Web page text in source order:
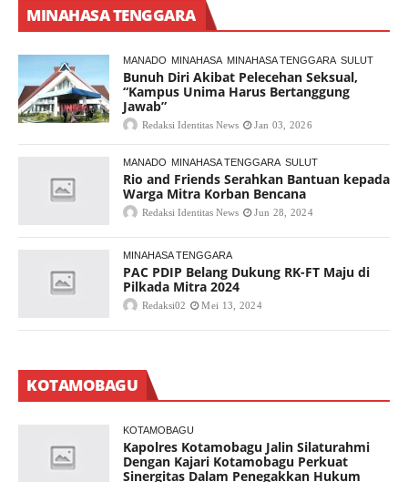
MINAHASA TENGGARA
MANADO MINAHASA MINAHASA TENGGARA SULUT
Bunuh Diri Akibat Pelecehan Seksual,
“Kampus Unima Harus Bertanggung
Jawab”
Redaksi Identitas News Jan 03, 2026
MANADO MINAHASA TENGGARA SULUT
Rio and Friends Serahkan Bantuan kepada
Warga Mitra Korban Bencana
Redaksi Identitas News Jun 28, 2024
MINAHASA TENGGARA
PAC PDIP Belang Dukung RK-FT Maju di
Pilkada Mitra 2024
Redaksi02 Mei 13, 2024
KOTAMOBAGU
KOTAMOBAGU
Kapolres Kotamobagu Jalin Silaturahmi
Dengan Kajari Kotamobagu Perkuat
Sinergitas Dalam Penegakkan Hukum